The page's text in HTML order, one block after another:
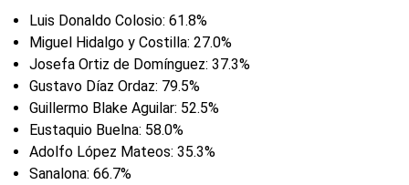
Luis Donaldo Colosio: 61.8%
Miguel Hidalgo y Costilla: 27.0%
Josefa Ortiz de Domínguez: 37.3%
Gustavo Díaz Ordaz: 79.5%
Guillermo Blake Aguilar: 52.5%
Eustaquio Buelna: 58.0%
Adolfo López Mateos: 35.3%
Sanalona: 66.7%